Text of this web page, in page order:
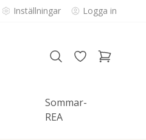
Inställningar Logga in
Sommar-
REA